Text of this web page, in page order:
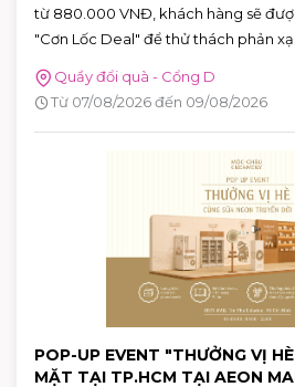
từ 880.000 VNĐ, khách hàng sẽ
"Cơn Lốc Deal" để thử thách phản
ngay những phần quà hấp dẫn tại
Celadon.
Quầy đổi quà - Cổng D
Từ 07/08/2026 đến 09/08/2026
POP-UP EVENT "THƯỞNG VỊ
MẶT TẠI TP.HCM TẠI AEON